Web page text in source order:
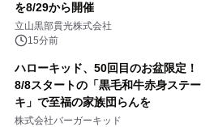
を8/29から開催
立山黒部貫光株式会社
15分前
ハローキッド、50回目のお盆限定！
8/8スタートの「黒毛和牛赤身ステー
キ」で至福の家族団らんを
株式会社バーガーキッド